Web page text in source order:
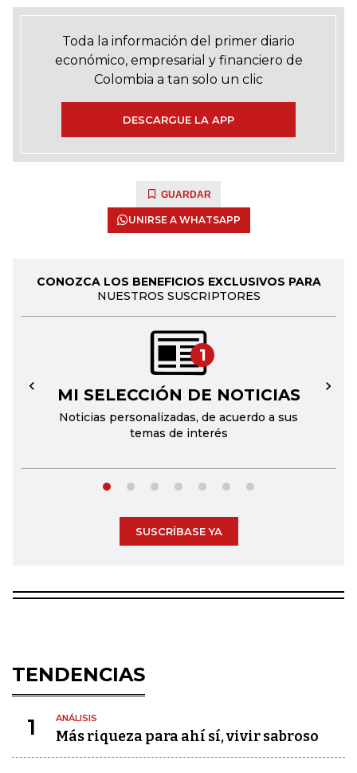
Toda la información del primer diario
económico, empresarial y financiero de
Colombia a tan solo un clic
DESCARGUE LA APP
GUARDAR
UNIRSE A WHATSAPP
CONOZCA LOS BENEFICIOS EXCLUSIVOS PARA
NUESTROS SUSCRIPTORES
1
MI SELECCIÓN DE NOTICIAS
Noticias personalizadas, de acuerdo a sus
temas de interés
← →
SUSCRÍBASE YA
TENDENCIAS
1 ANÁLISIS
Más riqueza para ahí sí, vivir sabroso